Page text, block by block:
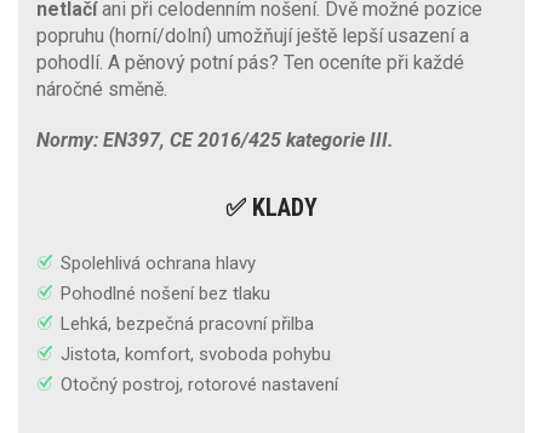
netlačíani při celodenním nošení. Dvě možné pozice
popruhu (horní/dolní) umožňují ještě lepší usazení a
pohodlí. A pěnový potní pás? Ten oceníte při každé
náročné směně.
Normy: EN397, CE 2016/425 kategorie III.
✅ KLADY
Spolehlivá ochrana hlavy
Pohodlné nošení bez tlaku
Lehká, bezpečná pracovní přilba
Jistota, komfort, svoboda pohybu
Otočný postroj, rotorové nastavení